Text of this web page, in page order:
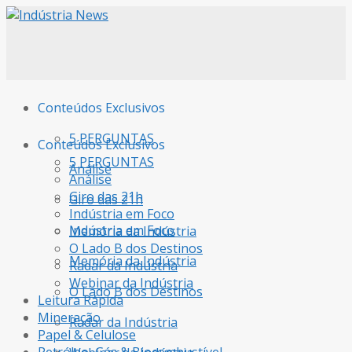
Conteúdos Exclusivos
5 PERGUNTAS
Análise
Giro das 21h
Indústria em Foco
Memória da Indústria
O Lado B dos Destinos
Radar da Indústria
Conteúdos Exclusivos
5 PERGUNTAS
Análise
Giro das 21h
Indústria em Foco
Memória da Indústria
O Lado B dos Destinos
Radar da Indústria
Webinar da Indústria
Leitura Rápida
Mineração
Papel & Celulose